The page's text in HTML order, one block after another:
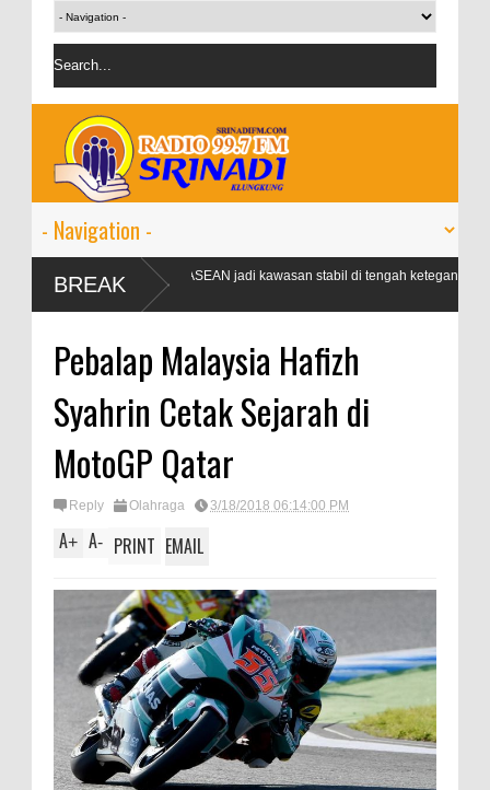
BREAK
Airlangga: ASEAN jadi kawasan stabil di tengah ketegangan
geopolitik
Pebalap Malaysia Hafizh
Syahrin Cetak Sejarah di
MotoGP Qatar
Reply Olahraga 3/18/2018 06:14:00 PM
A+ A- PRINT EMAIL